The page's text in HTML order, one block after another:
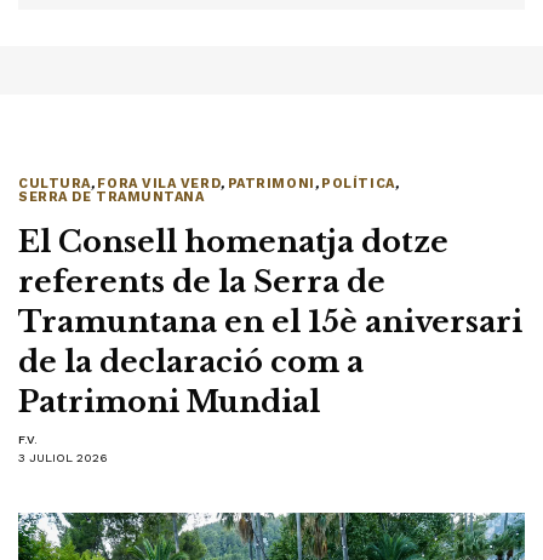
CULTURA, FORA VILA VERD, PATRIMONI , POLÍTICA,
SERRA DE TRAMUNTANA
El Consell homenatja dotze
referents de la Serra de
Tramuntana en el 15è aniversari
de la declaració com a
Patrimoni Mundial
F.V.
3 JULIOL 2026